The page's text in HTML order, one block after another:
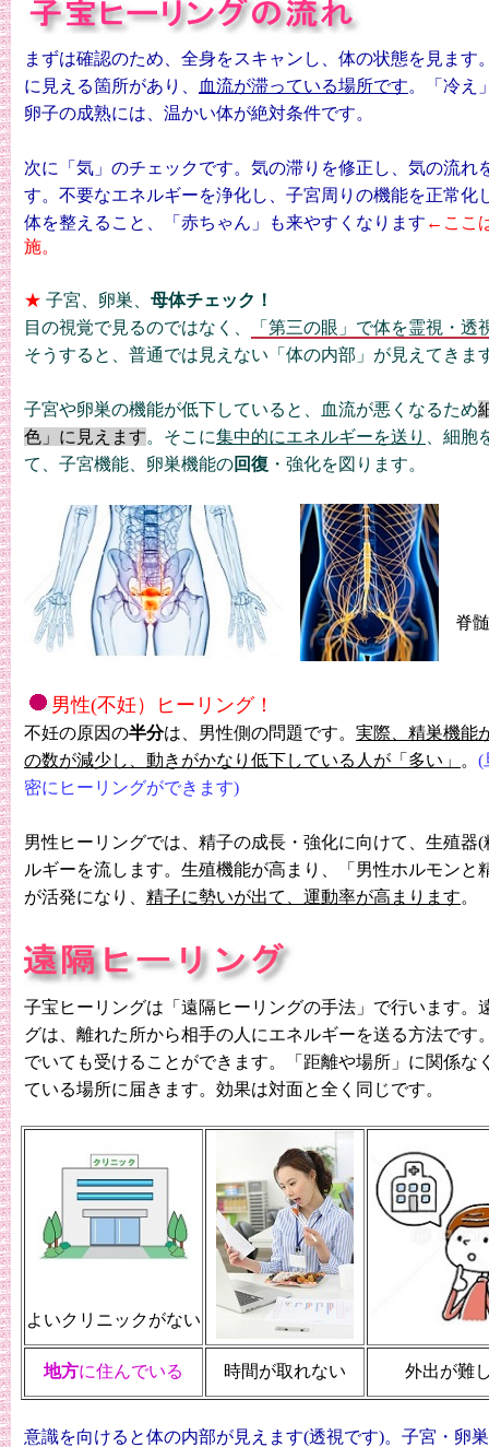
まずは確認のため、全身をスキャンし、体の状態を見ます
に見える箇所があり、
血流が滞っている場所です。「冷え
卵子の成熟には、温かい体が絶対条件です。
次に「気」のチェックです。気の滞りを修正し、気の流れ
す。不要なエネルギーを浄化し、子宮周りの機能を正常化
体を整えること、「赤ちゃん」も来やすくなります ←ここ
施。
★ 子宮、卵巣、 母体チェック！
目の視覚で見るのではなく、
「第三の眼」で体を霊視・透
そうすると、普通では見えない「体の内部」が見えてきま
子宮や卵巣の機能が低下していると、血流が悪くなるため
色」に見えます。そこに集中的にエネルギーを送り
、細胞
て、子宮機能、卵巣機能の回復 ・強化を図ります。
脊
男性(不妊）ヒーリング！
不妊の原因の半分は、男性側の問題です。 実際、精巣機能
の数が減少し、動きがかなり低下している人が「多い」
。 (
密にヒーリングができます)
男性ヒーリングでは、精子の成長・強化に向けて、生殖器(
ルギーを流します。生殖機能が高まり、「男性ホルモンと
が活発になり、 精子に勢いが出て、運動率が高まります。
子宝ヒーリングは「遠隔ヒーリングの手法」で行います。
グは、離れた所から相手の人にエネルギーを送る方法です
でいても受けることができます。「距離や場所」に関係な
ている場所に届きます。 効果は対面と全く同じです。
よいクリニックがない
地方に住んでいる 時間が取れない 外出が難
意識を向けると体の内部が見えます(透視です)。子宮・卵